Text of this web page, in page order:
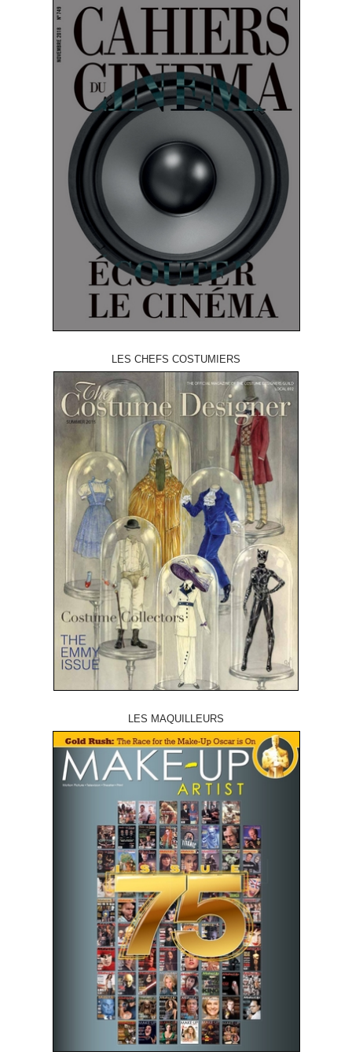
LES CHEFS COSTUMIERS
LES MAQUILLEURS